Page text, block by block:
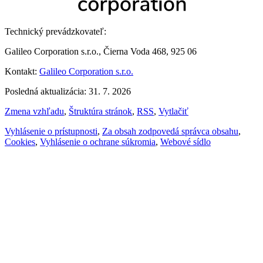
Technický prevádzkovateľ:
Galileo Corporation s.r.o., Čierna Voda 468, 925 06
Kontakt: Galileo Corporation s.r.o.
Posledná aktualizácia: 31. 7. 2026
Zmena vzhľadu, Štruktúra stránok, RSS, Vytlačiť
Vyhlásenie o prístupnosti, Za obsah zodpovedá správca obsahu,
Cookies, Vyhlásenie o ochrane súkromia, Webové sídlo